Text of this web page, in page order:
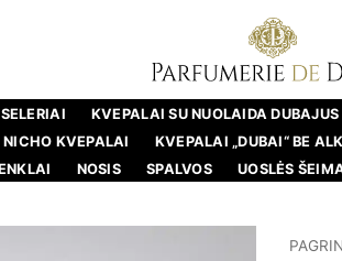
KVEPALAI SU NUOLAIDA DUBAJUS
NICHO KVEPALAI KVEPALAI „DUBAI“ BE
NOSIS SPALVOS UOSLĖS